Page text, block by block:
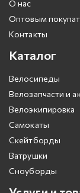
О нас
Оптовым
Контакты
Каталог
Велосипеды
Велозапчасти и
Велоэкипировка
Самокаты
Скейтборды
Ватрушки
Сноуборды